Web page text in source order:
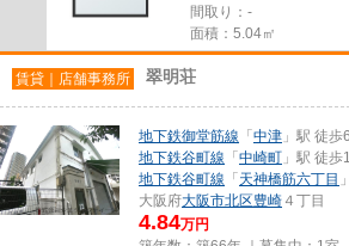
間取り：-
面積：5.04㎡
賃貸｜店舗事務所 翠明荘
地下鉄御堂筋線 「 中津 」駅 徒歩
地下鉄谷町線 「 中崎町 」駅 徒歩
地下鉄谷町線 「 天神橋筋六丁目
大阪府大阪市北区豊崎 ４丁目
4.84万円